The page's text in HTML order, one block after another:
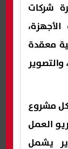
شركات
معقدة
كل مشروع
العمل
يشمل